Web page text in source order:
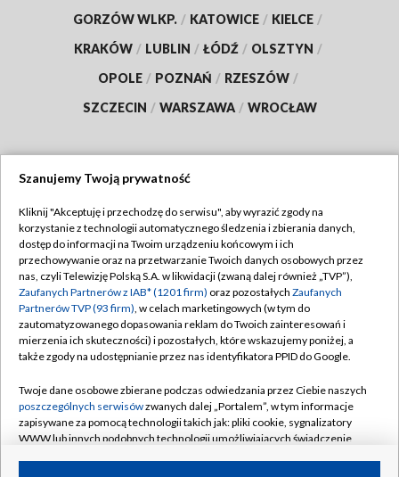
GORZÓW WLKP. / KATOWICE / KIELCE /
KRAKÓW / LUBLIN / ŁÓDŹ / OLSZTYN /
OPOLE / POZNAŃ / RZESZÓW /
SZCZECIN / WARSZAWA / WROCŁAW
TVP
Abonament TVP
Emisja w TVP
Centrum informacji TVP
Naziemna Telewizja Cyfrowa
Rada Programowa
System NOS
Informacje o nadawcy
Regulamin TVP
Polityka prywatności
Moje zgody
Pomoc
Kontakt
Kanały
Szanujemy Twoją prywatność
Kliknij "Akceptuję i przechodzę do serwisu", aby wyrazić zgody na
korzystanie z technologii automatycznego śledzenia i zbierania danych,
dostęp do informacji na Twoim urządzeniu końcowym i ich
przechowywanie oraz na przetwarzanie Twoich danych osobowych przez
nas, czyli Telewizję Polską S.A. w likwidacji (zwaną dalej również „TVP”),
Zaufanych Partnerów z IAB* (1201 firm) oraz pozostałych Zaufanych
Partnerów TVP (93 firm), w celach marketingowych (w tym do
zautomatyzowanego dopasowania reklam do Twoich zainteresowań i
mierzenia ich skuteczności) i pozostałych, które wskazujemy poniżej, a
także zgody na udostępnianie przez nas identyfikatora PPID do Google.
Twoje dane osobowe zbierane podczas odwiedzania przez Ciebie naszych
poszczególnych serwisówzwanych dalej „Portalem”, w tym informacje
zapisywane za pomocą technologii takich jak: pliki cookie, sygnalizatory
WWW lub innych podobnych technologii umożliwiających świadczenie